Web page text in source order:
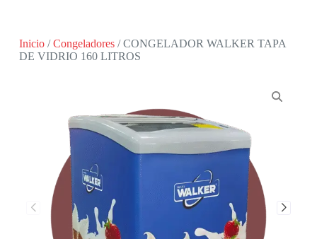
Inicio/Congeladores/ CONGELADOR WALKER TAPA
DE VIDRIO 160 LITROS